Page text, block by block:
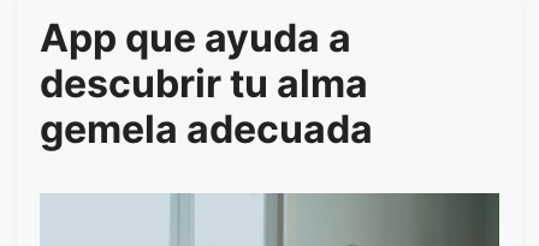
App que ayuda a
descubrir tu alma
gemela adecuada